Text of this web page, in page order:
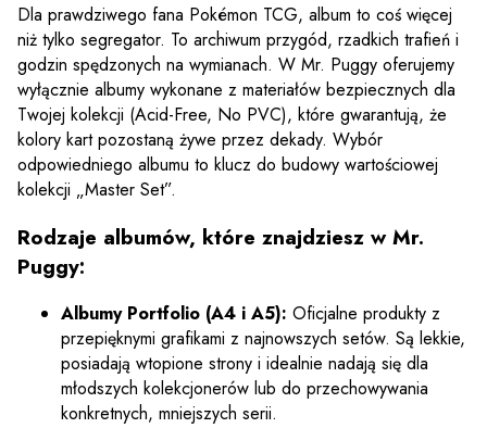
Dla prawdziwego fana Pokémon TCG, album to coś więcej
niż tylko segregator. To archiwum przygód, rzadkich trafień i
godzin spędzonych na wymianach. W Mr. Puggy oferujemy
wyłącznie albumy wykonane z materiałów bezpiecznych dla
Twojej kolekcji (Acid-Free, No PVC), które gwarantują, że
kolory kart pozostaną żywe przez dekady. Wybór
odpowiedniego albumu to klucz do budowy wartościowej
kolekcji „Master Set”.
Rodzaje albumów, które znajdziesz w Mr.
Puggy:
Albumy Portfolio (A4 i A5): Oficjalne produkty z
przepięknymi grafikami z najnowszych setów. Są lekkie,
posiadają wtopione strony i idealnie nadają się dla
młodszych kolekcjonerów lub do przechowywania
konkretnych, mniejszych serii.